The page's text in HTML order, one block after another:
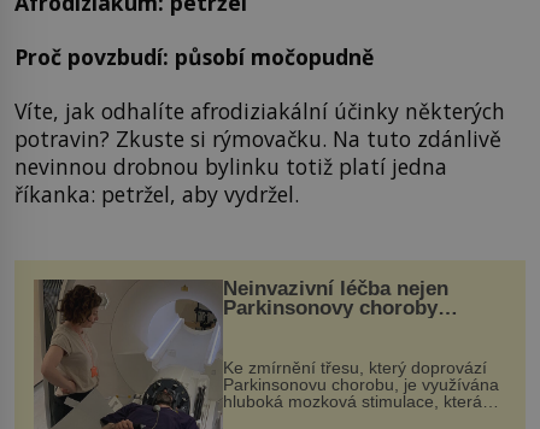
Proč povzbudí: působí močopudně
Víte, jak odhalíte afrodiziakální účinky některých
potravin? Zkuste si rýmovačku. Na tuto zdánlivě
nevinnou drobnou bylinku totiž platí jedna
říkanka: petržel, aby vydržel.
Neinvazivní léčba nejen
Parkinsonovy choroby
Ke zmírnění třesu, který doprovází
Parkinsonovu chorobu, je využívána
hluboká mozková stimulace, která
však vyžaduje vysoce invazivní